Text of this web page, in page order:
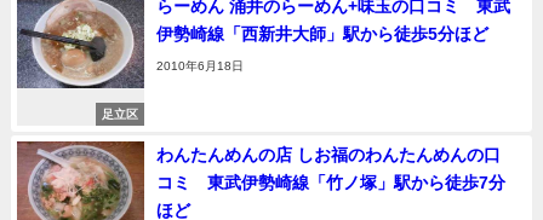
足立区
らーめん 涌井のらーめん+味玉の口コミ 東武
伊勢崎線「西新井大師」駅から徒歩5分ほど
2010年6月18日
わんたんめんの店 しお福のわんたんめんの口
コミ 東武伊勢崎線「竹ノ塚」駅から徒歩7分
ほど